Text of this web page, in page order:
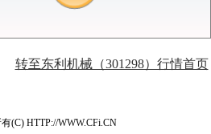
转至东利机械（301298）行情首页
(C) HTTP://WWW.CFi.CN